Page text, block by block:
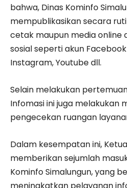
bahwa, Dinas Kominfo
mempublikasikan secara
cetak maupun media online
sosial seperti akun
Instagram, Youtube dll.
Selain melakukan
Infomasi ini juga melakukan
pengecekan ruangan
Dalam kesempatan ini,
memberikan sejumlah
Kominfo Simalungun, yang